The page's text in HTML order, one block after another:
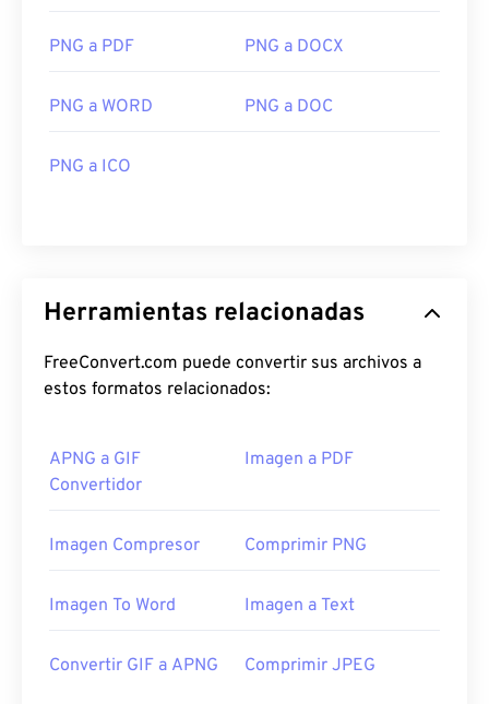
PNG a PDF PNG a DOCX
PNG a WORD PNG a DOC
PNG a ICO
Herramientas relacionadas
FreeConvert.com puede convertir sus archivos a
estos formatos relacionados:
APNG a GIF
Convertidor
Imagen a PDF
Imagen Compresor Comprimir PNG
Imagen To Word Imagen a Text
Convertir GIF a APNG Comprimir JPEG